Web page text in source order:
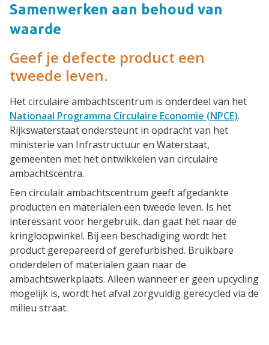
Samenwerken aan behoud van
waarde
Geef je defecte product een
tweede leven.
Het circulaire ambachtscentrum is onderdeel van het
Nationaal Programma Circulaire Economie (NPCE).
Rijkswaterstaat ondersteunt in opdracht van het
ministerie van Infrastructuur en Waterstaat,
gemeenten met het ontwikkelen van circulaire
ambachtscentra.
Een circulair ambachtscentrum geeft afgedankte
producten en materialen een tweede leven. Is het
interessant voor hergebruik, dan gaat het naar de
kringloopwinkel. Bij een beschadiging wordt het
product gerepareerd of gerefurbished. Bruikbare
onderdelen of materialen gaan naar de
ambachtswerkplaats. Alleen wanneer er geen upcycling
mogelijk is, wordt het afval zorgvuldig gerecycled via de
milieu straat.